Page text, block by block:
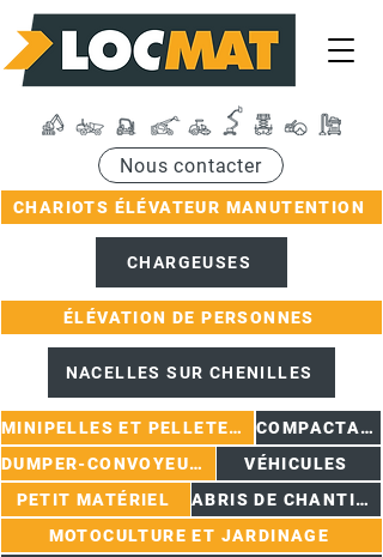
CHARIOTS ÉLÉVATEUR MANUTENTION
ÉLÉVATION DE PERSONNES
MINIPELLES ET PELLETEUSES
COMPACTAGE
DUMPER-CONVOYEURS
VÉHICULES
PETIT MATÉRIEL
ABRIS DE CHANTIER
MOTOCULTURE ET JARDINAGE
Nous contacter
NACELLES SUR CHENILLES
CHARGEUSES